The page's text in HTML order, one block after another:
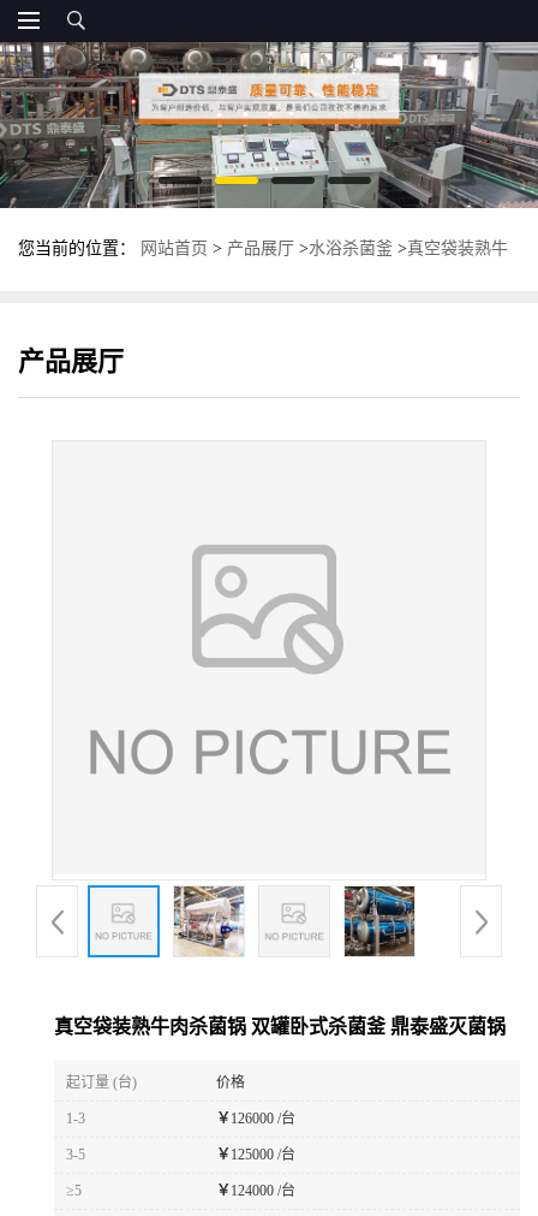
您当前的位置： 网站首页 > 产品展厅 >水浴杀菌釜 >真空袋装熟牛
产品展厅
真空袋装熟牛肉杀菌锅 双罐卧式杀菌釜 鼎泰盛灭菌锅
起订量 (台) 价格
1-3 ￥ 126000 /台
3-5 ￥ 125000 /台
≥5 ￥ 124000 /台